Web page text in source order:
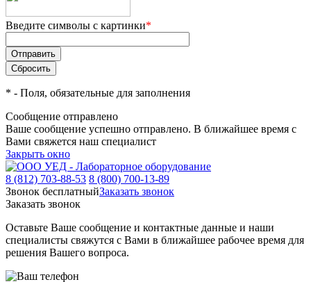
Введите символы с картинки*
* - Поля, обязательные для заполнения
Сообщение отправлено
Ваше сообщение успешно отправлено. В ближайшее время с
Вами свяжется наш специалист
Закрыть окно
8 (812) 703-88-53 8 (800) 700-13-89
Звонок бесплатныйЗаказать звонок
Заказать звонок
Оставьте Ваше сообщение и контактные данные и наши
специалисты свяжутся с Вами в ближайшее рабочее время для
решения Вашего вопроса.